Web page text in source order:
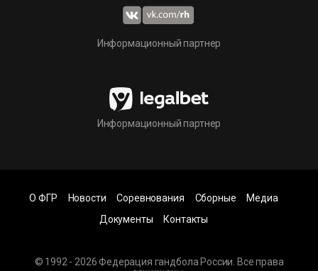
Информационный партнер
Информационный партнер
© 1992 - 2026 Федерация гандбола России. Все права
О ФГР Новости Соревнования Сборные
Медиа
Документы
Контакты